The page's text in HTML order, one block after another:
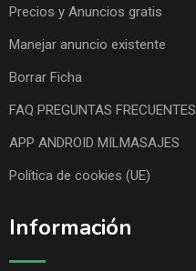
Precios y Anuncios gratis
Manejar anuncio existente
Borrar Ficha
FAQ PREGUNTAS FRECUENTES
APP ANDROID MILMASAJES
Política de cookies (UE)
Información